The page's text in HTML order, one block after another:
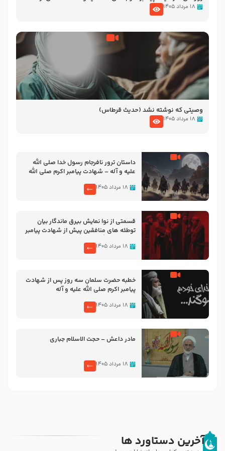
نوانمایش حرامیان در احرام – 1389
۱۸ مرداد ۱۴۰۵
وصیتی که نوشته نشد (حدیث قرطاس)
۱۸ مرداد ۱۴۰۵
‌‌‌‌‌‌‌داستان ترور نافرجام رسول خدا صلی الله
علیه و آله – شهادت پیامبر اکرم صلی الله
۱۸ مرداد ۱۴۰۵
قسمتی از نوا نمایش بیرق ماندگار بیان
توطئه های منافقین پیش از شهادت پیامبر
۱۸ مرداد ۱۴۰۵
خطبه حضرت سلمان سه روز پس از شهادت
پیامبر اکرم صلی الله علیه و آله
۱۸ مرداد ۱۴۰۵
مادر داعش – حجت الاسلام جباری
۱۸ مرداد ۱۴۰۵
آخرین دستاورد ها